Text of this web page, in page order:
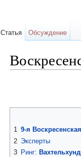
1 9-я
2 Эксперты
3 Ринг:
Статья Обсуждение